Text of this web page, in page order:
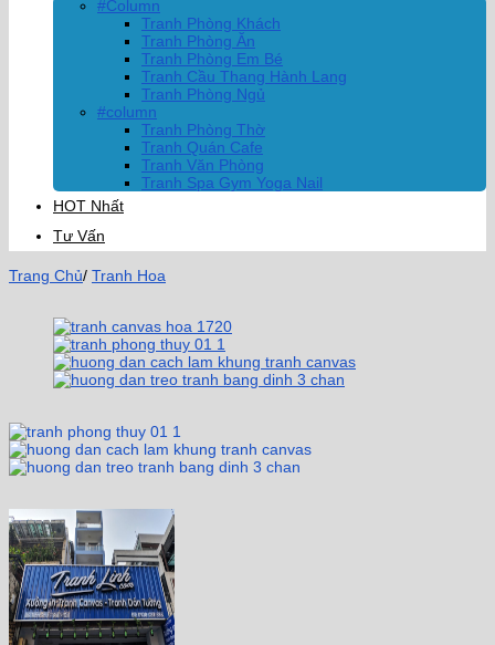
#Column
Tranh Phòng Khách
Tranh Phòng Ăn
Tranh Phòng Em Bé
Tranh Cầu Thang Hành Lang
Tranh Phòng Ngủ
#column
Tranh Phòng Thờ
Tranh Quán Cafe
Tranh Văn Phòng
Tranh Spa Gym Yoga Nail
HOT Nhất
Tư Vấn
Trang Chủ/ Tranh Hoa